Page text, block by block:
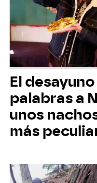
El
palabras a
unos
más